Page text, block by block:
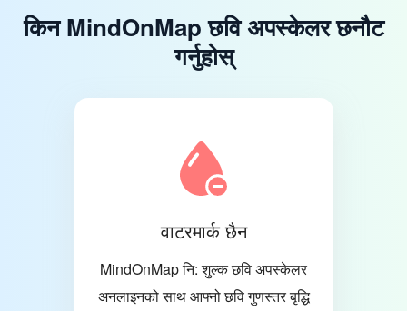
किन MindOnMap छवि अपस्केलर छनौट
गर्नुहोस्
वाटरमार्क छैन
MindOnMap नि: शुल्क छवि अपस्केलर
अनलाइनको साथ आफ्नो छवि गुणस्तर बृद्धि